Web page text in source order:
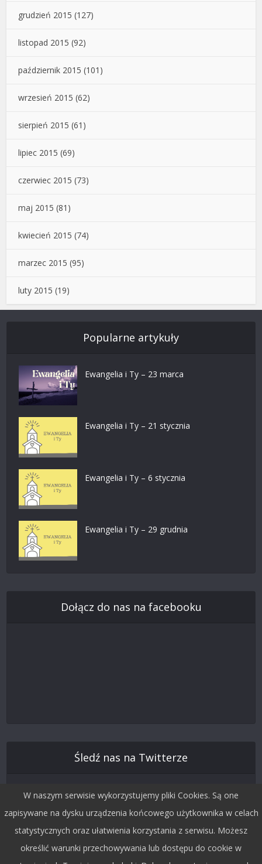
grudzień 2015 (127)
listopad 2015 (92)
październik 2015 (101)
wrzesień 2015 (62)
sierpień 2015 (61)
lipiec 2015 (69)
czerwiec 2015 (73)
maj 2015 (81)
kwiecień 2015 (74)
marzec 2015 (95)
luty 2015 (19)
Popularne artykuły
Ewangelia i Ty – 23 marca
Ewangelia i Ty – 21 stycznia
Ewangelia i Ty – 6 stycznia
Ewangelia i Ty – 29 grudnia
Dołącz do nas na facebooku
Śledź nas na Twitterze
W naszym serwisie wykorzystujemy pliki Cookies. Są one
zapisywane na dysku urządzenia końcowego użytkownika w celach
statystycznych oraz ułatwienia korzystania z serwisu. Możesz
określić warunki przechowywania lub dostępu do cookie w